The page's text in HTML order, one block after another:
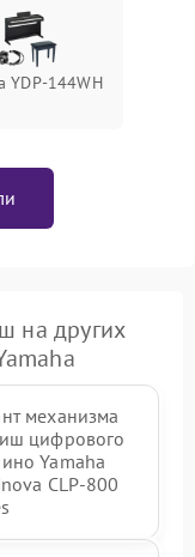
YDP-144WH
на других
механизма
цифрового
Yamaha
CLP-800